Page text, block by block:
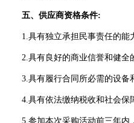
五、供应商资格条件:
1.具有独立承担民事责任的能
2.具有良好的商业信誉和健全
3.具有履行合同所必需的设备
4.具有依法缴纳税收和社会保
5.参加本次采购活动前三年内